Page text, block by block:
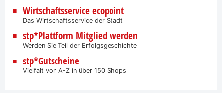
Wirtschaftsservice ecopoint
Das Wirtschaftsservice der Stadt
stp*Plattform Mitglied werden
Werden Sie Teil der Erfolgsgeschichte
stp*Gutscheine
Vielfalt von A-Z in über 150 Shops